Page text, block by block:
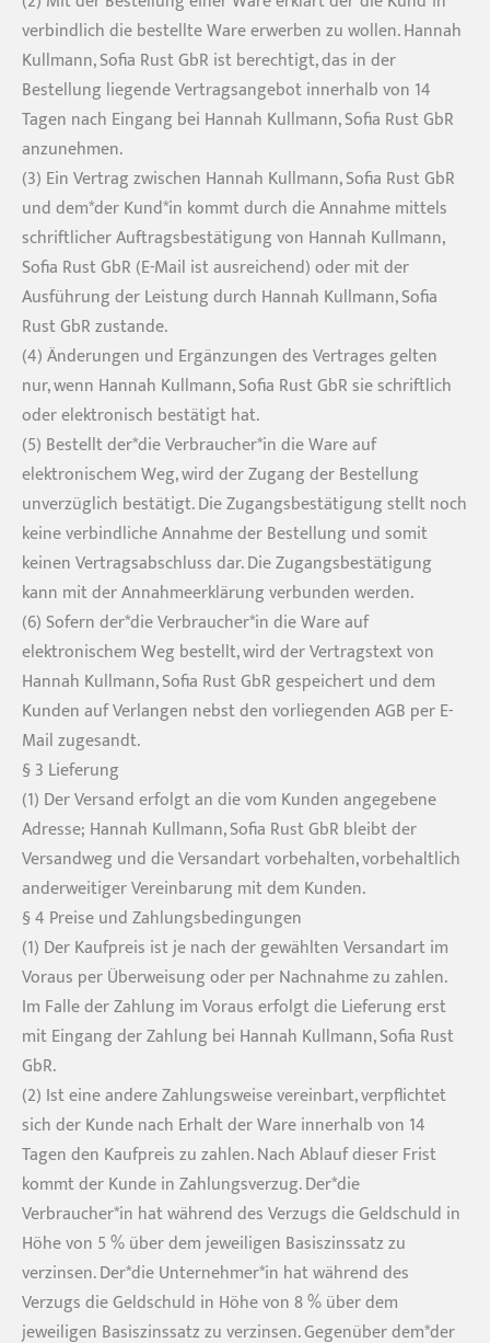
verbindlich die bestellte Ware erwerben zu wollen. Hannah
Kullmann, Sofia Rust GbR ist berechtigt, das in der
Bestellung liegende Vertragsangebot innerhalb von 14
Tagen nach Eingang bei Hannah Kullmann, Sofia Rust GbR
anzunehmen.
(3) Ein Vertrag zwischen Hannah Kullmann, Sofia Rust GbR
und dem*der Kund*in kommt durch die Annahme mittels
schriftlicher Auftragsbestätigung von Hannah Kullmann,
Sofia Rust GbR (E-Mail ist ausreichend) oder mit der
Ausführung der Leistung durch Hannah Kullmann, Sofia
Rust GbR zustande.
(4) Änderungen und Ergänzungen des Vertrages gelten
nur, wenn Hannah Kullmann, Sofia Rust GbR sie schriftlich
oder elektronisch bestätigt hat.
(5) Bestellt der*die Verbraucher*in die Ware auf
elektronischem Weg, wird der Zugang der Bestellung
unverzüglich bestätigt. Die Zugangsbestätigung stellt noch
keine verbindliche Annahme der Bestellung und somit
keinen Vertragsabschluss dar. Die Zugangsbestätigung
kann mit der Annahmeerklärung verbunden werden.
(6) Sofern der*die Verbraucher*in die Ware auf
elektronischem Weg bestellt, wird der Vertragstext von
Hannah Kullmann, Sofia Rust GbR gespeichert und dem
Kunden auf Verlangen nebst den vorliegenden AGB per E-
Mail zugesandt.
§ 3 Lieferung
(1) Der Versand erfolgt an die vom Kunden angegebene
Adresse; Hannah Kullmann, Sofia Rust GbR bleibt der
Versandweg und die Versandart vorbehalten, vorbehaltlich
anderweitiger Vereinbarung mit dem Kunden.
§ 4 Preise und Zahlungsbedingungen
(1) Der Kaufpreis ist je nach der gewählten Versandart im
Voraus per Überweisung oder per Nachnahme zu zahlen.
Im Falle der Zahlung im Voraus erfolgt die Lieferung erst
mit Eingang der Zahlung bei Hannah Kullmann, Sofia Rust
GbR.
(2) Ist eine andere Zahlungsweise vereinbart, verpflichtet
sich der Kunde nach Erhalt der Ware innerhalb von 14
Tagen den Kaufpreis zu zahlen. Nach Ablauf dieser Frist
kommt der Kunde in Zahlungsverzug. Der*die
Verbraucher*in hat während des Verzugs die Geldschuld in
Höhe von 5 % über dem jeweiligen Basiszinssatz zu
verzinsen. Der*die Unternehmer*in hat während des
Verzugs die Geldschuld in Höhe von 8 % über dem
jeweiligen Basiszinssatz zu verzinsen. Gegenüber dem*der